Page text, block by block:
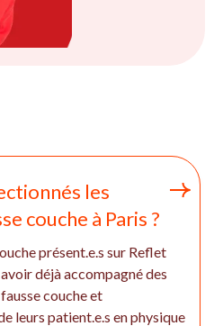
les
couche à Paris ?
présent.e.s sur Reflet
déjà accompagné des
couche et
leurs patient.e.s en physique